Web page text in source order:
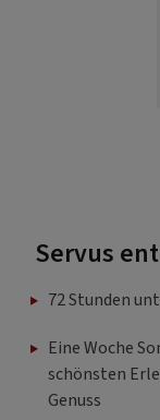
Servus
72 Stunden
Eine Woche
schönsten
Genuss